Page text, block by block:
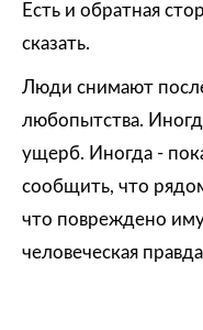
Есть и обратная
сказать.
Люди снимают
любопытства.
ущерб. Иногда -
сообщить, что
что повреждено
человеческая